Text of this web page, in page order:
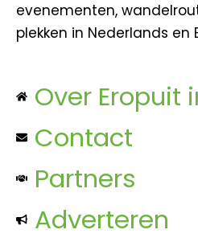
evenementen,
plekken in Nederlands en
Over Eropuit
Contact
Partners
Adverteren